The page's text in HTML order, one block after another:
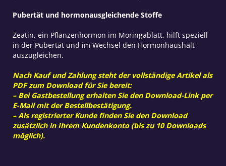
Pubertät und hormonausgleichende Stoffe
Zeatin, ein Pflanzenhormon im Moringablatt, hilft speziell
in der Pubertät und im Wechsel den Hormonhaushalt
auszugleichen.
Nach Kauf und Zahlung steht der vollständige Artikel als
PDF zum Download für Sie bereit:
– Bei Gastbestellung erhalten Sie den Download-Link per
E-Mail mit der Bestellbestätigung.
– Als registrierter Kunde finden Sie den Download
zusätzlich in Ihrem Kundenkonto (bis zu 10 Downloads
möglich).